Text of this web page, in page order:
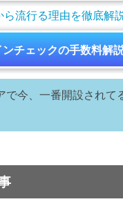
ら流行る理由を徹底解
ンチェックの手数料解
で今、一番開設されて